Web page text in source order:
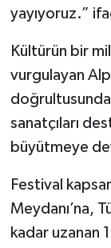
yayıyoruz.”
Kültürün bir
vurgulayan
doğrultusunda
sanatçıları
büyütmeye
Festival
Meydanı’na,
kadar uzanan